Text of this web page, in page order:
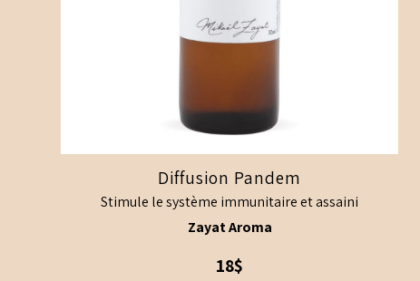
Diffusion Pandem
Stimule le système immunitaire et assaini
Zayat Aroma
18$